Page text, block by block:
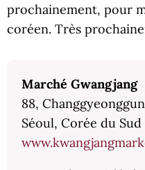
prochainement, pour
coréen. Très
Marché Gwangjang
88,
Séoul, Corée du Sud